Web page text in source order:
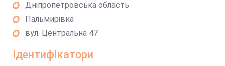
Дніпропетровська область
Пальмирівка
вул. Центральна 47
Ідентифікатори